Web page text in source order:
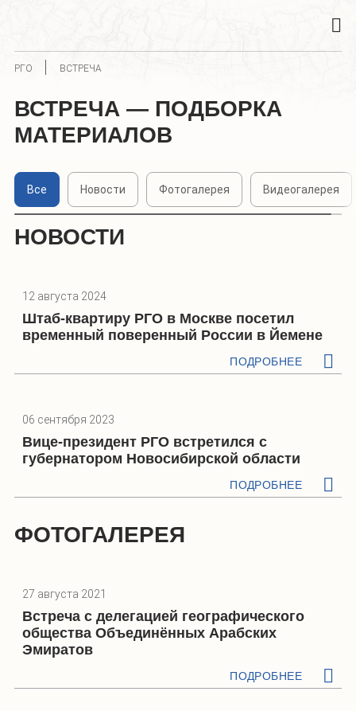
РГО ВСТРЕЧА
ВСТРЕЧА — ПОДБОРКА
МАТЕРИАЛОВ
Все Новости Фотогалерея Видеогалерея
НОВОСТИ
12 августа 2024
Штаб-квартиру РГО в Москве посетил
временный поверенный России в Йемене
ПОДРОБНЕЕ
06 сентября 2023
Вице-президент РГО встретился с
губернатором Новосибирской области
ПОДРОБНЕЕ
ФОТОГАЛЕРЕЯ
27 августа 2021
Встреча с делегацией географического
общества Объединённых Арабских
Эмиратов
ПОДРОБНЕЕ